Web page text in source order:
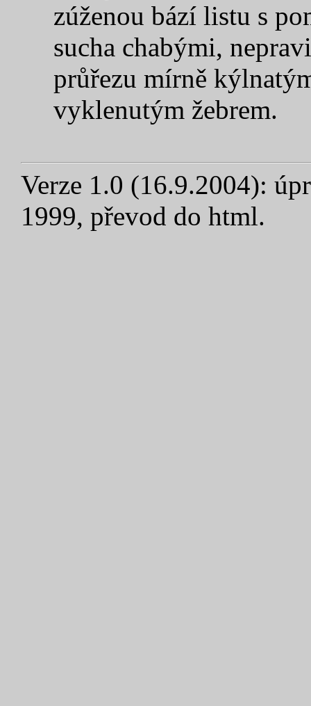
zúženou bází listu s
sucha chabými,
průřezu mírně
vyklenutým žebrem.
Verze 1.0 (16.9.2004):
1999, převod do html.